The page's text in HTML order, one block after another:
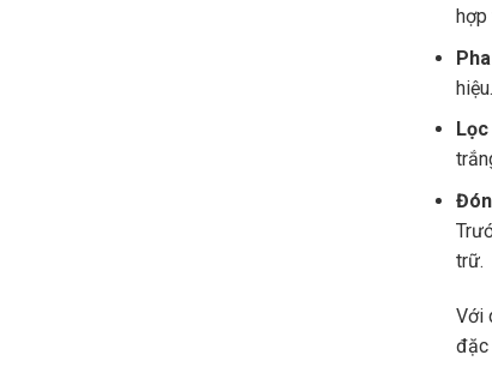
hiệu.
trữ.
Với
đặc